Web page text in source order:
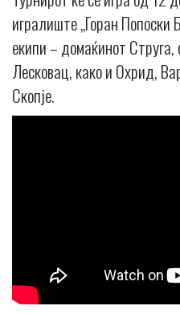
игралиште „Горан Попоски
екипи – домаќинот
Лесковац, како и Охрид,
Скопје.